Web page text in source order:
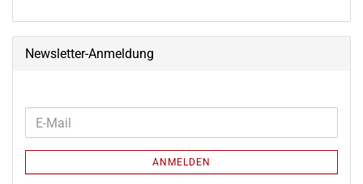
Newsletter-Anmeldung
WEITER
ZUR
NEWSLETTER-
E-
Mail
ANMELDEN